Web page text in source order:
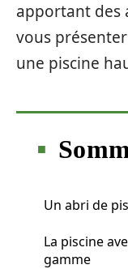
apportant des
vous
une piscine
Un abri de
La piscine
gamme